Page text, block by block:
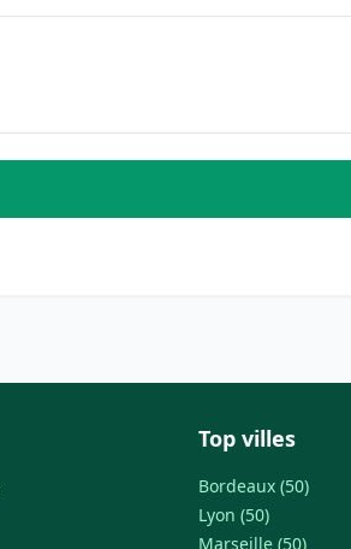
Top villes
Bordeaux (50)
Lyon (50)
Marseille (50)